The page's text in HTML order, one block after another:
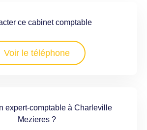
ce cabinet comptable
Voir le téléphone
expert-comptable à Charleville
Mezieres ?